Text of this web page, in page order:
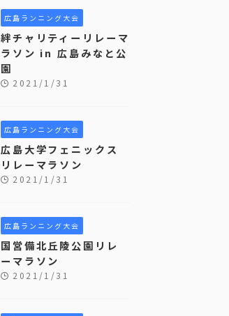
広島ランニング大会
絆チャリティーリレーマ
ラソン in 広島みなと公
園
2021/1/31
広島ランニング大会
広島大学フェニックス
リレーマラソン
2021/1/31
広島ランニング大会
国営備北丘陵公園リレ
ーマラソン
2021/1/31